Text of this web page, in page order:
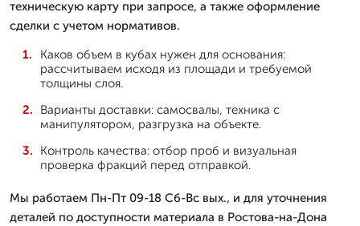
техническую карту при запросе, а также оформление
сделки с учетом нормативов.
Каков объем в кубах нужен для основания:
рассчитываем исходя из площади и требуемой
толщины слоя.
Варианты доставки: самосвалы, техника с
манипулятором, разгрузка на объекте.
Контроль качества: отбор проб и визуальная
проверка фракций перед отправкой.
Мы работаем Пн-Пт 09-18 Сб-Вс вых., и для уточнения
деталей по доступности материала в Ростова-на-Дона